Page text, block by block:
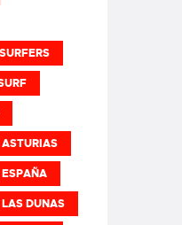
ASTURIAS
DUNAS